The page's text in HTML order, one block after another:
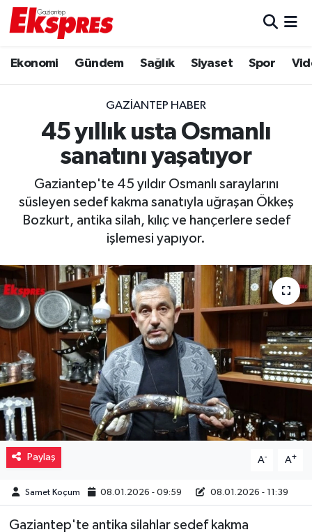
Ekonomi Gündem Sağlık Siyaset Spor
GAZIANTEP HABER
45 yıllık usta Osmanlı
sanatını yaşatıyor
Gaziantep'te 45 yıldır Osmanlı saraylarını
süsleyen sedef kakma sanatıyla uğraşan Ökkeş
Bozkurt, antika silah, kılıç ve hançerlere sedef
işlemesi yapıyor.
Paylaş A- A+
Samet Koçum 08.01.2026 - 09:59 08.01.2026 - 11:39
Gaziantep'te antika silahlar sedef kakma
Ekonomi
Gaziantep son dakika
Genel
Gündem
Haberler
Kültür Sanat
Magazin
Müzik
Piyasa
Resmi İlanlar
Sağlık
Trafik Durumu
Puan Durumu ve Fikstür
Tüm Manşetler
Son Dakika Haberleri
Haber Arşivi